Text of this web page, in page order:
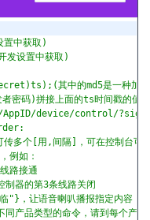
中获取)
设置中获取)
其中的md5是一种加密
密码)拼接上面的ts时间戳的值)
AppID/device/control/
多个[用,间隔]，可在控制台可
例如：
路接通
器的第3条线路关闭
，让语音喇叭播报指定内容
产品类型的命令，请到每个产品